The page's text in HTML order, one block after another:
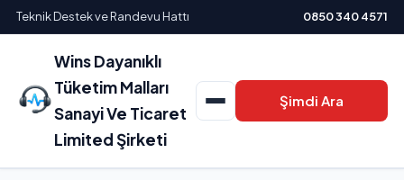
Teknik Destek ve Randevu Hattı 0850 340 4571
Wins Dayanıklı
Tüketim Malları
Sanayi Ve Ticaret
Limited Şirketi
Şimdi Ara